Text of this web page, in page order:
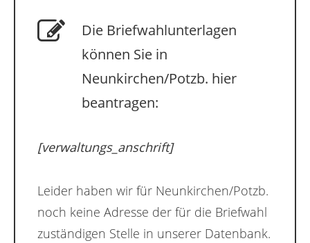
Die Briefwahlunterlagen
können Sie in
Neunkirchen/Potzb. hier
beantragen:
[verwaltungs_anschrift]
Leider haben wir für Neunkirchen/Potzb.
noch keine Adresse der für die Briefwahl
zuständigen Stelle in unserer Datenbank.